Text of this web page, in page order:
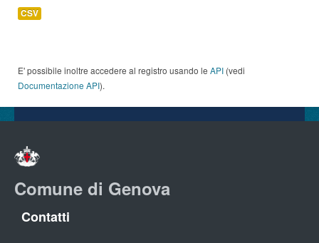
CSV
E' possibile inoltre accedere al registro usando le API (vedi
Documentazione API).
Comune di Genova
Contatti